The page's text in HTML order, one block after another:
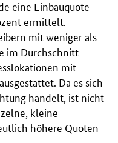
eine Einbauquote
ermittelt.
mit weniger als
im Durchschnitt
mit
Da es sich
handelt, ist nicht
kleine
höhere Quoten